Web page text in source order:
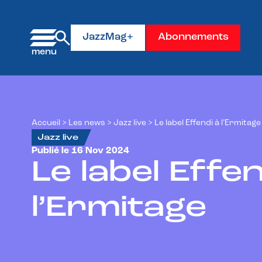
JazzMag+ Abonnements
Accueil > Les news > Jazz live > Le label Effendi à l’Ermitage
Jazz live
Publié le 16 Nov 2024
Le label
l’Ermitage